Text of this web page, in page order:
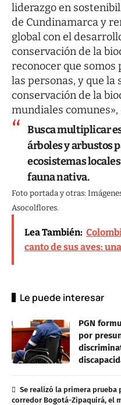
liderazgo en
de Cundinamarca y
global con el
conservación de la
reconocer que somos
las personas, y que
conservación de la
mundiales comunes»,
Busca multiplicar
árboles y arbustos
ecosistemas
fauna nativa.
Foto portada y otras:
Asocolflores.
Lea También:
canto de sus aves:
Le puede interesar
PGN
por
Se realizó la primera
corredor Bogotá-Zipaquirá, el